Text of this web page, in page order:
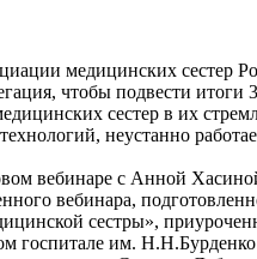
медицинских сестер
чтобы подвести
сестер в их
неустанно
вебинаре с Анной
вебинара,
сестры»,
госпитале им.